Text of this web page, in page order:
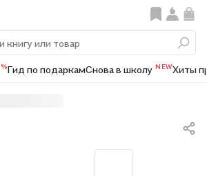
%Гид по подаркамСнова в школу NEWХиты